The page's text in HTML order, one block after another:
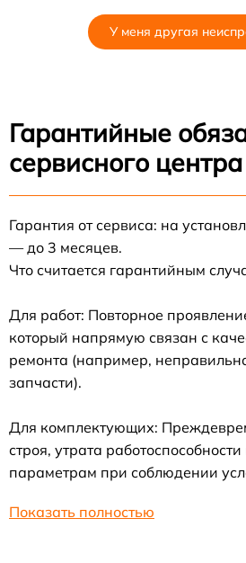
У меня другая
Гарантийные
сервисного
Гарантия от сервиса: на
— до 3 месяцев.
Что считается гарантийным
Для работ: Повторное
который напрямую связан с
ремонта (например,
запчасти).
Для комплектующих:
строя, утрата
параметрам при соблюдении
Показать полностью